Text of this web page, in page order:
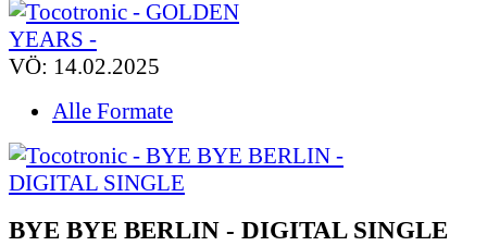
VÖ: 14.02.2025
Alle Formate
BYE BYE BERLIN - DIGITAL SINGLE